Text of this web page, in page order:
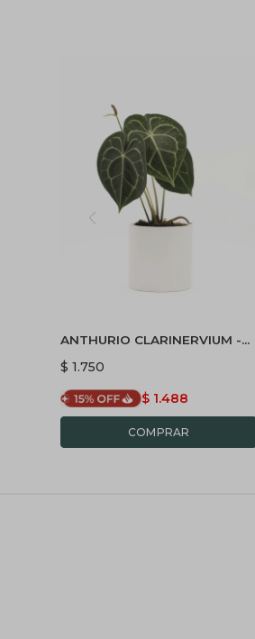
ANTHURIO CLARINERVIUM -
CON PORTA MACETA
BLANCO
$ 1.750
$ 1.488